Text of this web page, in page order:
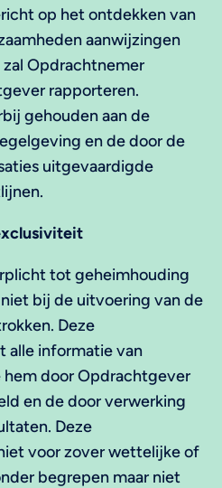
op het ontdekken van
aanwijzingen
Opdrachtnemer
rapporteren.
gehouden aan de
en de door de
uitgevaardigde
tot geheimhouding
bij de uitvoering van de
Deze
alle informatie van
door Opdrachtgever
en de door verwerking
Deze
voor zover wettelijke of
begrepen maar niet